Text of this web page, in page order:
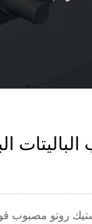
روتو مصبوب